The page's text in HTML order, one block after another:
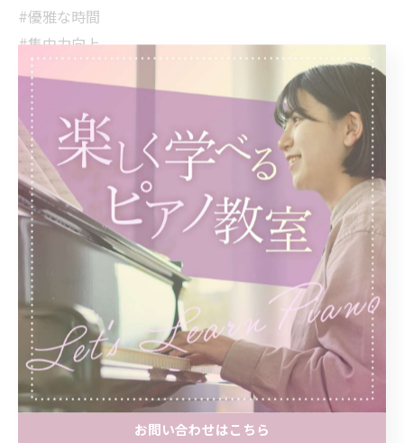
#優雅な時間
#集中力向上
#趣味の時間
#奏でる喜び
#音楽の魅力
#深まる秋
#新しいチャレンジ
< 前のページ 一覧に戻る 次のページ >
カテゴリー Categories
お問い合わせはこちら